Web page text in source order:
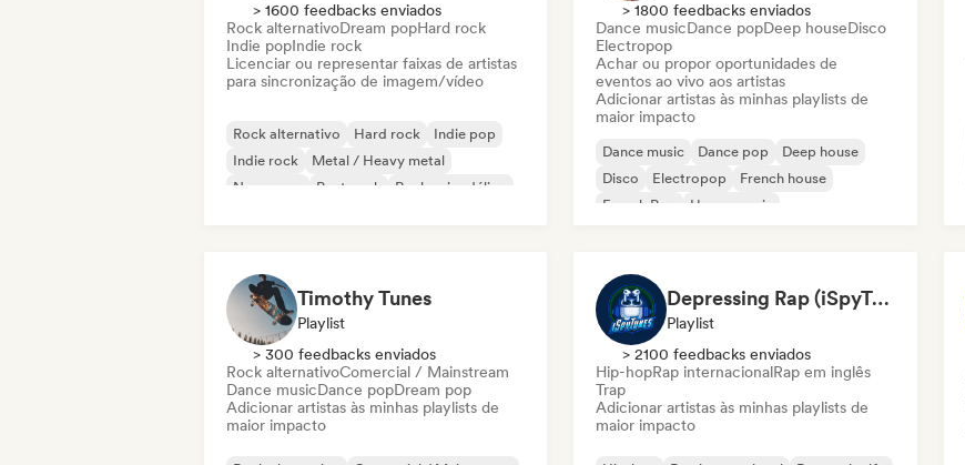
> 1600 feedbacks enviados
Rock alternativoDream popHard rock
Indie popIndie rock
Licenciar ou representar faixas de artistas
para sincronização de imagem/vídeo
Rock alternativo Hard rock
Indie pop
Indie rock
Metal / Heavy metal
New wave
Post punk Rock psicodélico
> 1800 feedbacks enviados
Dance musicDance popDeep houseDisco
Electropop
Achar ou propor oportunidades de
eventos ao vivo aos artistas
Adicionar artistas às minhas playlists de
maior impacto
Dance music Dance pop
Deep house
Disco
Electropop
French house
French Pop
House music
Timothy Tunes
Playlist
> 300 feedbacks enviados
Rock alternativoComercial / Mainstream
Dance musicDance popDream pop
Adicionar artistas às minhas playlists de
maior impacto
Depressing Rap (iSpyTunes)
Playlist
> 2100 feedbacks enviados
Hip-hopRap internacionalRap em inglês
Trap
Adicionar artistas às minhas playlists de
maior impacto